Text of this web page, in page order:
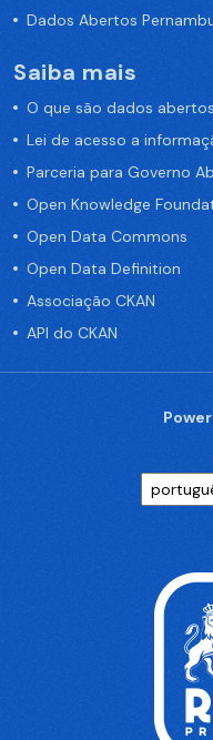
Dados Abertos
Saiba mais
O que são dados
Lei de acesso a
Parceria para Governo
Open Knowledge
Open Data Commons
Open Data Definition
Associação CKAN
API do CKAN